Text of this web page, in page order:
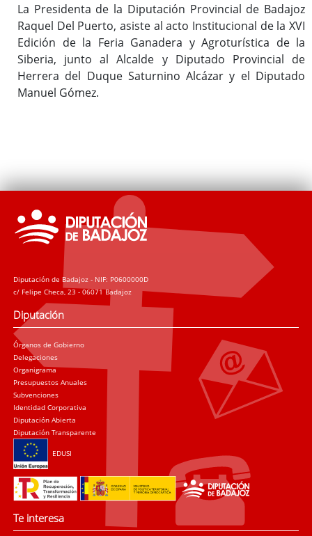
La Presidenta de la Diputación Provincial de Badajoz
Raquel Del Puerto, asiste al acto Institucional de la XVI
Edición de la Feria Ganadera y Agroturística de la
Siberia, junto al Alcalde y Diputado Provincial de
Herrera del Duque Saturnino Alcázar y el Diputado
Manuel Gómez.
Diputación de Badajoz - NIF: P0600000D
c/ Felipe Checa, 23 - 06071 Badajoz
Diputación
Órganos de Gobierno
Delegaciones
Organigrama
Presupuestos Anuales
Subvenciones
Identidad Corporativa
Diputación Abierta
Diputación Transparente
EDUSI
Te interesa